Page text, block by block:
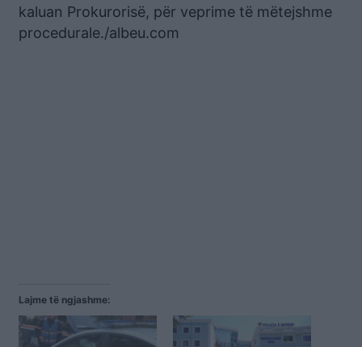
kaluan Prokurorisë, për veprime të mëtejshme
procedurale./albeu.com
Lajme të ngjashme: